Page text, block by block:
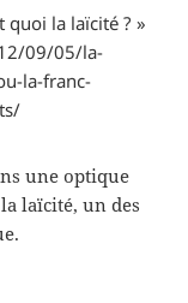
quoi la laïcité ? »
09/05/la-
la-franc-
une optique
laïcité, un des